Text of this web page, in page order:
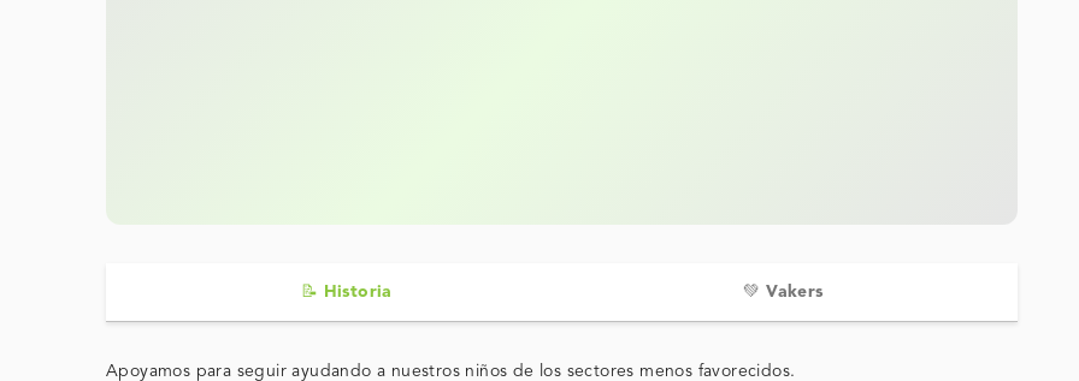
📝 Historia 💚 Vakers
Apoyamos para seguir ayudando a nuestros niños de los sectores menos favorecidos.